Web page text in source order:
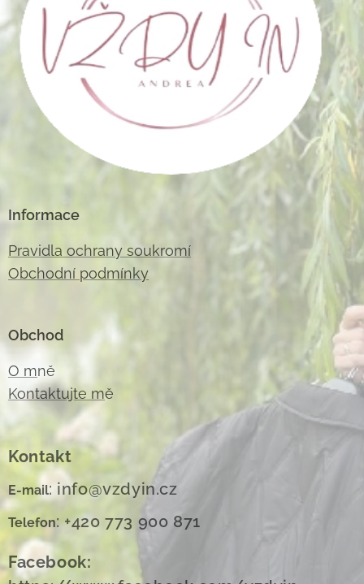
Informace
Pravidla ochrany soukromí
Obchodní podmínky
Obchod
O mně
Kontaktujte mě
Kontakt
E-mail: info@vzdyin.cz
Telefon: +420 773 900 871
Facebook: